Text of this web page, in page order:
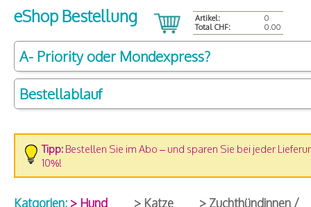
eShop Bestellung Artikel:
0
Total CHF:
0.00
A- Priority oder Mondexpress?
Bestellablauf
Tipp: Bestellen Sie im Abo – und sparen Sie bei jeder
10%!
Katgorien: > Hund > Katze
> Zuchthündinnen /